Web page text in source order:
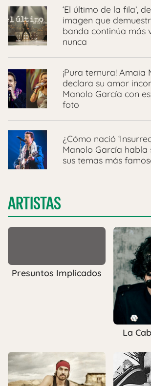
‘El último de la fila’,
imagen que
banda continúa más
nunca
¡Pura ternura! Amaia
declara su amor
Manolo García con
foto
¿Cómo nació
Manolo García habla
sus temas más
ARTISTAS
Presuntos Implicados
La